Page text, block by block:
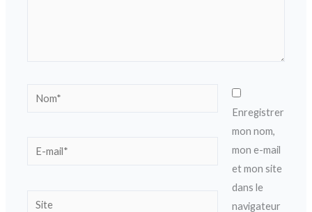
Nom*
E-
Site
Enregistrer
mon nom,
mon e-mail
et mon site
dans le
navigateur